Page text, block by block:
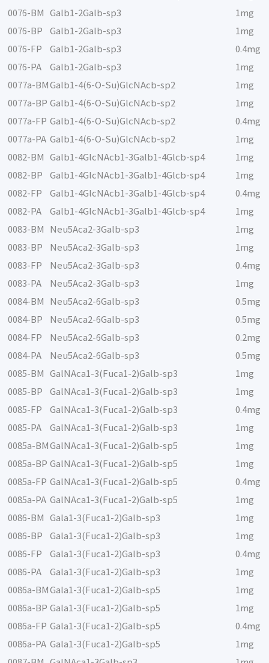
0076-BM
Galb1-2Galb-sp3
1mg
0076-BP
Galb1-2Galb-sp3
1mg
0076-FP
Galb1-2Galb-sp3
0.4mg
0076-PA
Galb1-2Galb-sp3
1mg
0077a-BM Galb1-4(6-O-Su)GlcNAcb-sp2
1mg
0077a-BP Galb1-4(6-O-Su)GlcNAcb-sp2
1mg
0077a-FP Galb1-4(6-O-Su)GlcNAcb-sp2
0.4mg
0077a-PA Galb1-4(6-O-Su)GlcNAcb-sp2
1mg
0082-BM
Galb1-4GlcNAcb1-3Galb1-4Glcb-sp4
1mg
0082-BP
Galb1-4GlcNAcb1-3Galb1-4Glcb-sp4
1mg
0082-FP
Galb1-4GlcNAcb1-3Galb1-4Glcb-sp4
0.4mg
0082-PA
Galb1-4GlcNAcb1-3Galb1-4Glcb-sp4
1mg
0083-BM
Neu5Aca2-3Galb-sp3
1mg
0083-BP
Neu5Aca2-3Galb-sp3
1mg
0083-FP
Neu5Aca2-3Galb-sp3
0.4mg
0083-PA
Neu5Aca2-3Galb-sp3
1mg
0084-BM
Neu5Aca2-6Galb-sp3
0.5mg
0084-BP
Neu5Aca2-6Galb-sp3
0.5mg
0084-FP
Neu5Aca2-6Galb-sp3
0.2mg
0084-PA
Neu5Aca2-6Galb-sp3
0.5mg
0085-BM
GalNAca1-3(Fuca1-2)Galb-sp3
1mg
0085-BP
GalNAca1-3(Fuca1-2)Galb-sp3
1mg
0085-FP
GalNAca1-3(Fuca1-2)Galb-sp3
0.4mg
0085-PA
GalNAca1-3(Fuca1-2)Galb-sp3
1mg
0085a-BM GalNAca1-3(Fuca1-2)Galb-sp5
1mg
0085a-BP GalNAca1-3(Fuca1-2)Galb-sp5
1mg
0085a-FP GalNAca1-3(Fuca1-2)Galb-sp5
0.4mg
0085a-PA GalNAca1-3(Fuca1-2)Galb-sp5
1mg
0086-BM
Gala1-3(Fuca1-2)Galb-sp3
1mg
0086-BP
Gala1-3(Fuca1-2)Galb-sp3
1mg
0086-FP
Gala1-3(Fuca1-2)Galb-sp3
0.4mg
0086-PA
Gala1-3(Fuca1-2)Galb-sp3
1mg
0086a-BM Gala1-3(Fuca1-2)Galb-sp5
1mg
0086a-BP Gala1-3(Fuca1-2)Galb-sp5
1mg
0086a-FP Gala1-3(Fuca1-2)Galb-sp5
0.4mg
0086a-PA Gala1-3(Fuca1-2)Galb-sp5
1mg